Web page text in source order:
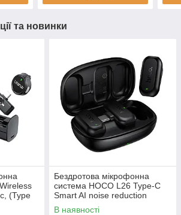
та новинки
(Type
Бездротова мікрофонна
система HOCO L26 Type-C
Smart AI noise reduction
wireless microphone Black
В наявності